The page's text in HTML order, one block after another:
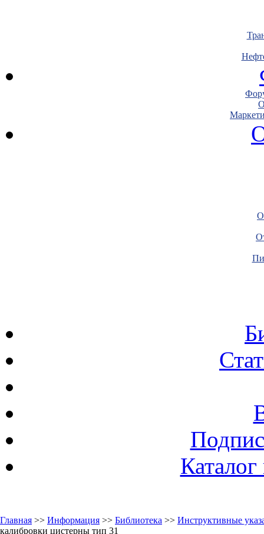
Главная >> Информация >> Библиотека >> Инструктивные
калибровки цистерны тип 31